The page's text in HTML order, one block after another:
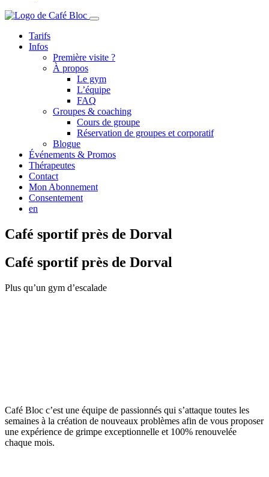
Tarifs
Infos
Première visite ?
À propos
Le gym
L’équipe
FAQ
Groupes & coaching
Cours de groupe
Réservation de groupes et corporatif
Blogue
Événements & Promos
Thérapeutes
Contact
Mon Abonnement
Consentement
en
Café sportif près de Dorval
Café sportif près de Dorval
Plus qu’un gym d’escalade
Café Bloc c’est une équipe de passionnés qui s’attaque toutes les
semaines à la création de nouveaux problèmes afin de vous proposer
une expérience de grimpe exceptionnelle et 100% renouvelée
chaque mois.